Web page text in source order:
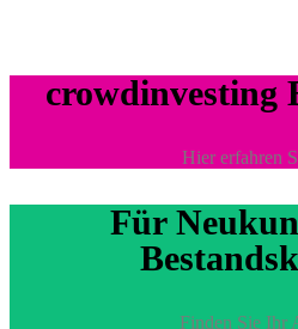
crowdinvesting
Hier erfahren
Für
Finden Sie Ihr